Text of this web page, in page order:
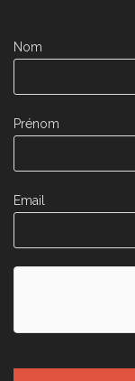
Nom
Prénom
Email